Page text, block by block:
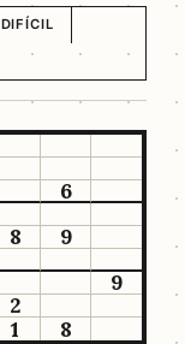
DIFÍCIL
6
8
9
9
2
1 8